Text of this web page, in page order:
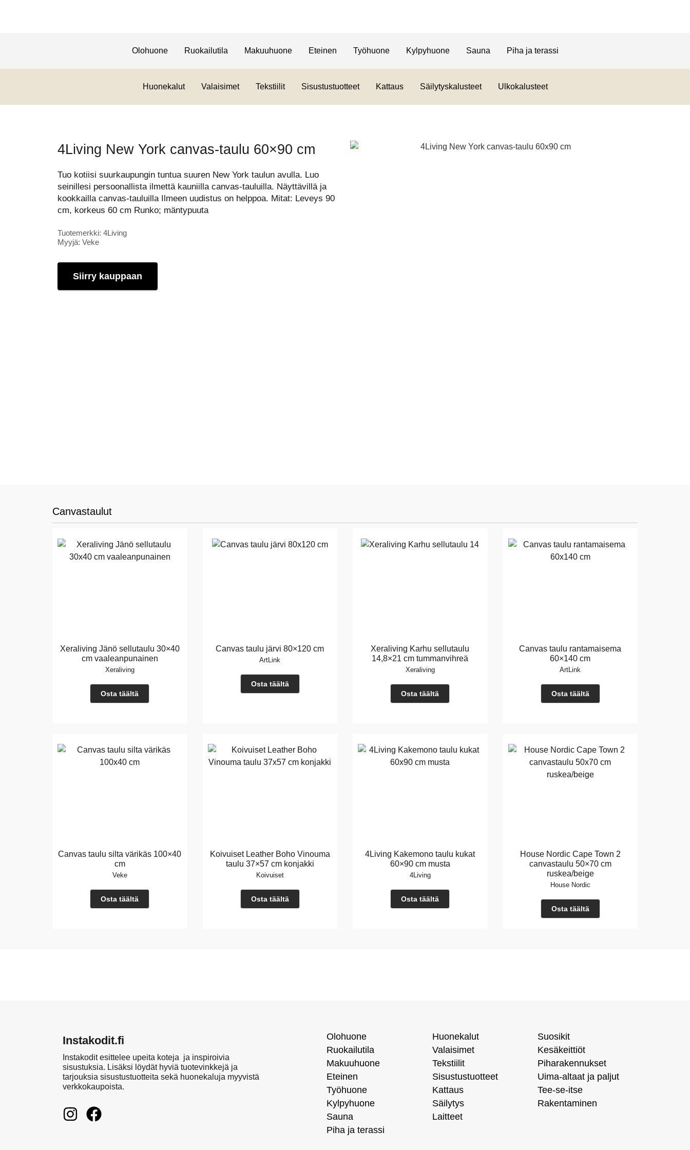
Olohuone Ruokailutila Makuuhuone Eteinen Työhuone Kylpyhuone Sauna Piha ja terassi
Huonekalut Valaisimet Tekstiilit Sisustustuotteet Kattaus Säilytyskalusteet Ulkokalusteet
4Living New York canvas-taulu 60×90 cm
Tuo kotiisi suurkaupungin tuntua suuren New York taulun avulla. Luo
seinillesi persoonallista ilmettä kauniilla canvas-tauluilla. Näyttävillä ja
kookkailla canvas-tauluilla Ilmeen uudistus on helppoa. Mitat: Leveys 90
cm, korkeus 60 cm Runko; mäntypuuta
Tuotemerkki: 4Living
Myyjä: Veke
Siirry kauppaan
Canvastaulut
Xeraliving Jänö sellutaulu 30×40
cm vaaleanpunainen
Xeraliving
Osta täältä
Canvas taulu järvi 80×120 cm
ArtLink
Osta täältä
Xeraliving Karhu sellutaulu
14,8×21 cm tummanvihreä
Xeraliving
Osta täältä
Canvas taulu rantamaisema
60×140 cm
ArtLink
Osta täältä
Canvas taulu silta värikäs 100×40
cm
Veke
Osta täältä
Koivuiset Leather Boho Vinouma
taulu 37×57 cm konjakki
Koivuiset
Osta täältä
4Living Kakemono taulu kukat
60×90 cm musta
4Living
Osta täältä
House Nordic Cape Town 2
canvastaulu 50×70 cm
ruskea/beige
House Nordic
Osta täältä
Instakodit.fi
Instakodit esittelee upeita koteja ja inspiroivia
sisustuksia. Lisäksi löydät hyviä tuotevinkkejä ja
tarjouksia sisustustuotteita sekä huonekaluja myyvistä
verkkokaupoista.
Olohuone
Ruokailutila
Makuuhuone
Eteinen
Työhuone
Kylpyhuone
Sauna
Piha ja terassi
Huonekalut
Valaisimet
Tekstiilit
Sisustustuotteet
Kattaus
Säilytys
Laitteet
Suosikit
Kesäkeittiöt
Piharakennukset
Uima-altaat ja paljut
Tee-se-itse
Rakentaminen